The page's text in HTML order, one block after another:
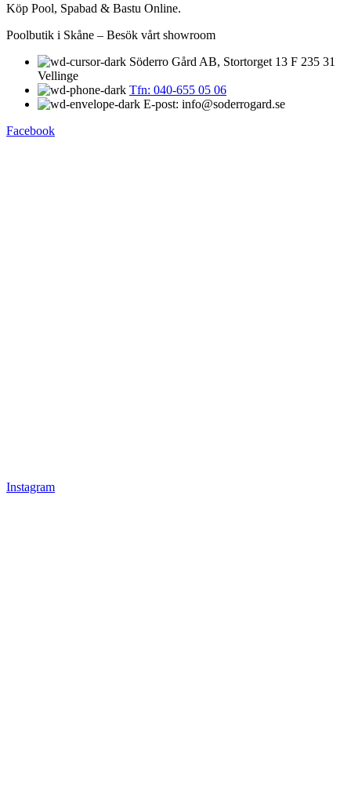
Köp Pool, Spabad & Bastu Online.
Poolbutik i Skåne – Besök vårt showroom
Söderro Gård AB, Stortorget 13 F 235 31
Vellinge
Tfn: 040-655 05 06
E-post: info@soderrogard.se
Facebook
Instagram